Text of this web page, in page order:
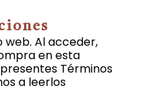
web. Al acceder,
en esta
Términos
a leerlos